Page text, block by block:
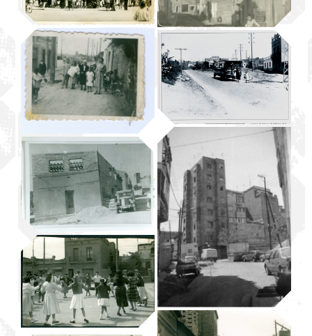
Corpus a la
Trinitat
Trinitat Vella|Refotografia
Pel carrer
Bateig
Trinitat Vella|Refotografia
L’Autobús
Trinitat Vella|Refotografia
Auto construcció
Trinitat Vella|Refotografia